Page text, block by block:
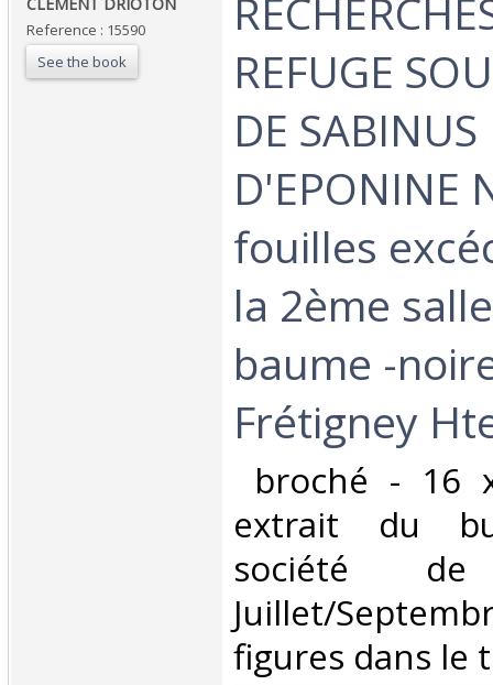
Reference : 15590
See the book
REFUGE
DE SABINUS
D'EPONINE
fouilles
la 2ème
baume -
Frétigney
broché -
extrait du
société de
Juillet/
figures dans le